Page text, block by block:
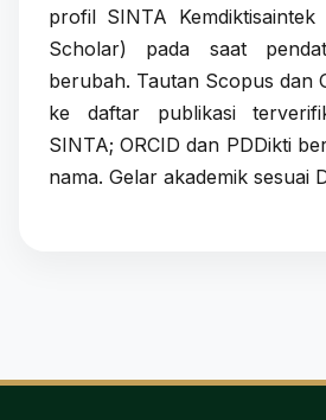
profil SINTA Kemdiktisaintek
Scholar) pada saat
berubah. Tautan Scopus dan
ke daftar publikasi
SINTA; ORCID dan PDDikti
nama. Gelar akademik sesuai